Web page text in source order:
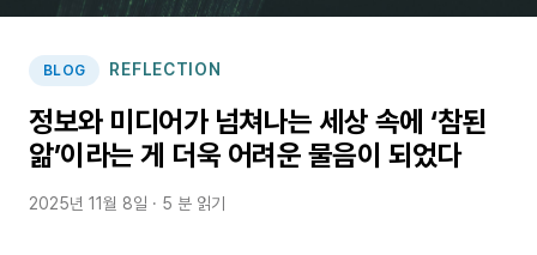
BLOG REFLECTION
정보와 미디어가 넘쳐나는 세상 속에 ‘참된
앎’이라는 게 더욱 어려운 물음이 되었다
2025년 11월 8일 · 5 분 읽기